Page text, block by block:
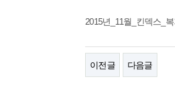
2015년_11월_킨덱스_
이전글 다음글